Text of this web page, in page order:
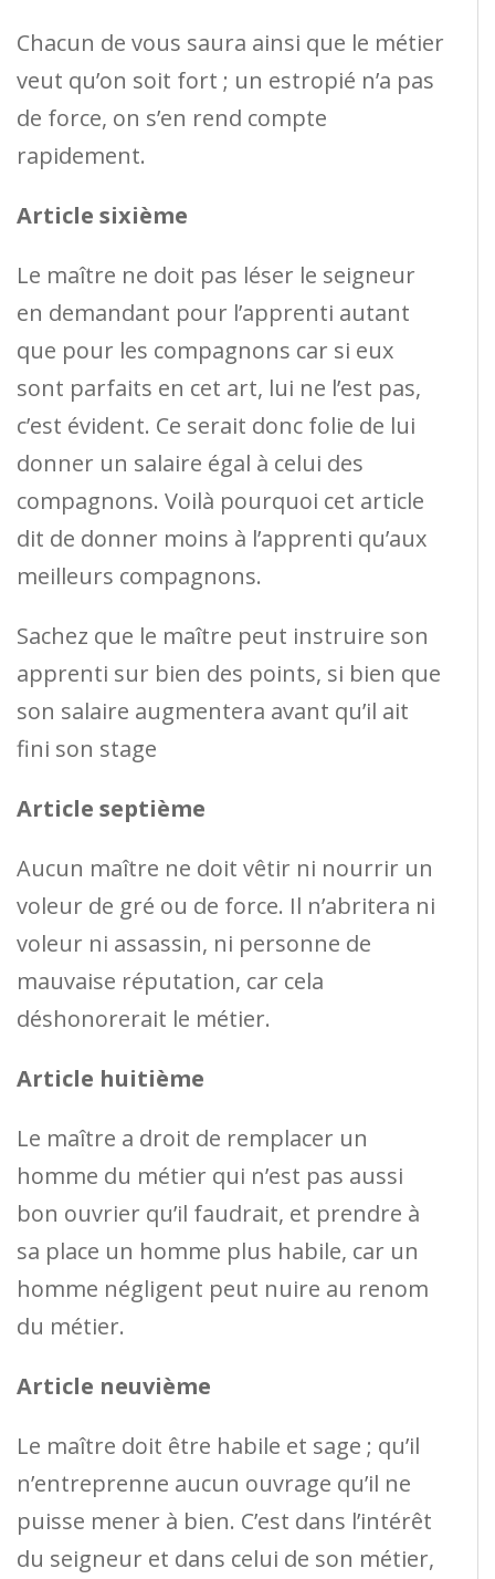
Chacun de vous saura ainsi que le métier
veut qu’on soit fort ; un estropié n’a pas
de force, on s’en rend compte
rapidement.
Article sixième
Le maître ne doit pas léser le seigneur
en demandant pour l’apprenti autant
que pour les compagnons car si eux
sont parfaits en cet art, lui ne l’est pas,
c’est évident. Ce serait donc folie de lui
donner un salaire égal à celui des
compagnons. Voilà pourquoi cet article
dit de donner moins à l’apprenti qu’aux
meilleurs compagnons.
Sachez que le maître peut instruire son
apprenti sur bien des points, si bien que
son salaire augmentera avant qu’il ait
fini son stage
Article septième
Aucun maître ne doit vêtir ni nourrir un
voleur de gré ou de force. Il n’abritera ni
voleur ni assassin, ni personne de
mauvaise réputation, car cela
déshonorerait le métier.
Article huitième
Le maître a droit de remplacer un
homme du métier qui n’est pas aussi
bon ouvrier qu’il faudrait, et prendre à
sa place un homme plus habile, car un
homme négligent peut nuire au renom
du métier.
Article neuvième
Le maître doit être habile et sage ; qu’il
n’entreprenne aucun ouvrage qu’il ne
puisse mener à bien. C’est dans l’intérêt
du seigneur et dans celui de son métier,